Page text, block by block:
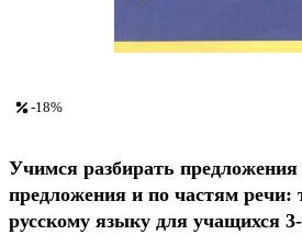
-18%
Учимся разбирать
предложения и по частям речи:
русскому языку для учащихся